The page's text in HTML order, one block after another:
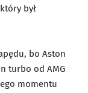
był
bo Aston
turbo od AMG
momentu